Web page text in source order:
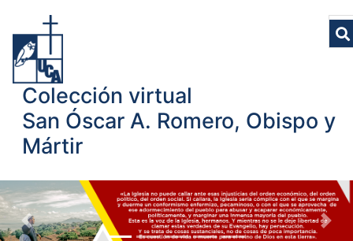
Colección virtual
San Óscar A. Romero, Obispo y
Mártir